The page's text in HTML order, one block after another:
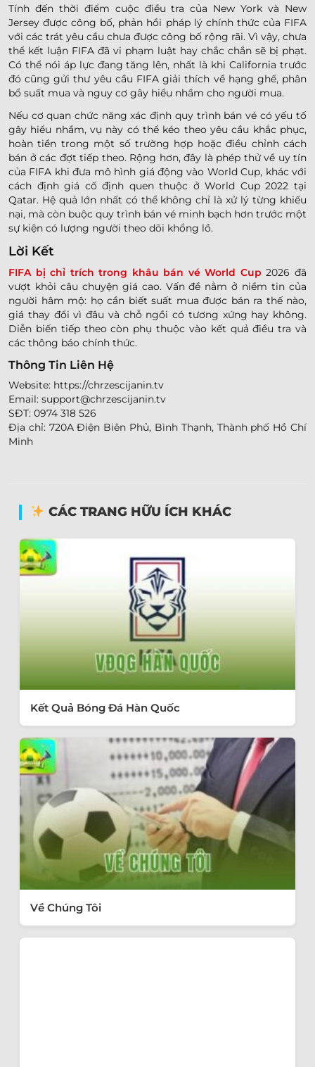
Tính đến thời điểm cuộc điều tra của New York và New
Jersey được công bố, phản hồi pháp lý chính thức của FIFA
với các trát yêu cầu chưa được công bố rộng rãi. Vì vậy, chưa
thể kết luận FIFA đã vi phạm luật hay chắc chắn sẽ bị phạt.
Có thể nói áp lực đang tăng lên, nhất là khi California trước
đó cũng gửi thư yêu cầu FIFA giải thích về hạng ghế, phân
bổ suất mua và nguy cơ gây hiểu nhầm cho người mua.
Nếu cơ quan chức năng xác định quy trình bán vé có yếu tố
gây hiểu nhầm, vụ này có thể kéo theo yêu cầu khắc phục,
hoàn tiền trong một số trường hợp hoặc điều chỉnh cách
bán ở các đợt tiếp theo. Rộng hơn, đây là phép thử về uy tín
của FIFA khi đưa mô hình giá động vào World Cup, khác với
cách định giá cố định quen thuộc ở World Cup 2022 tại
Qatar. Hệ quả lớn nhất có thể không chỉ là xử lý từng khiếu
nại, mà còn buộc quy trình bán vé minh bạch hơn trước một
sự kiện có lượng người theo dõi khổng lồ.
Lời Kết
FIFA bị chỉ trích trong khâu bán vé World Cup 2026 đã
vượt khỏi câu chuyện giá cao. Vấn đề nằm ở niềm tin của
người hâm mộ: họ cần biết suất mua được bán ra thế nào,
giá thay đổi vì đâu và chỗ ngồi có tương xứng hay không.
Diễn biến tiếp theo còn phụ thuộc vào kết quả điều tra và
các thông báo chính thức.
Thông Tin Liên Hệ
Website: https://chrzescijanin.tv
Email: support@chrzescijanin.tv
SĐT: 0974 318 526
Địa chỉ: 720A Điện Biên Phủ, Bình Thạnh, Thành phố Hồ Chí
Minh
CÁC TRANG HỮU ÍCH KHÁC
Kết Quả Bóng Đá Hàn Quốc
Về Chúng Tôi